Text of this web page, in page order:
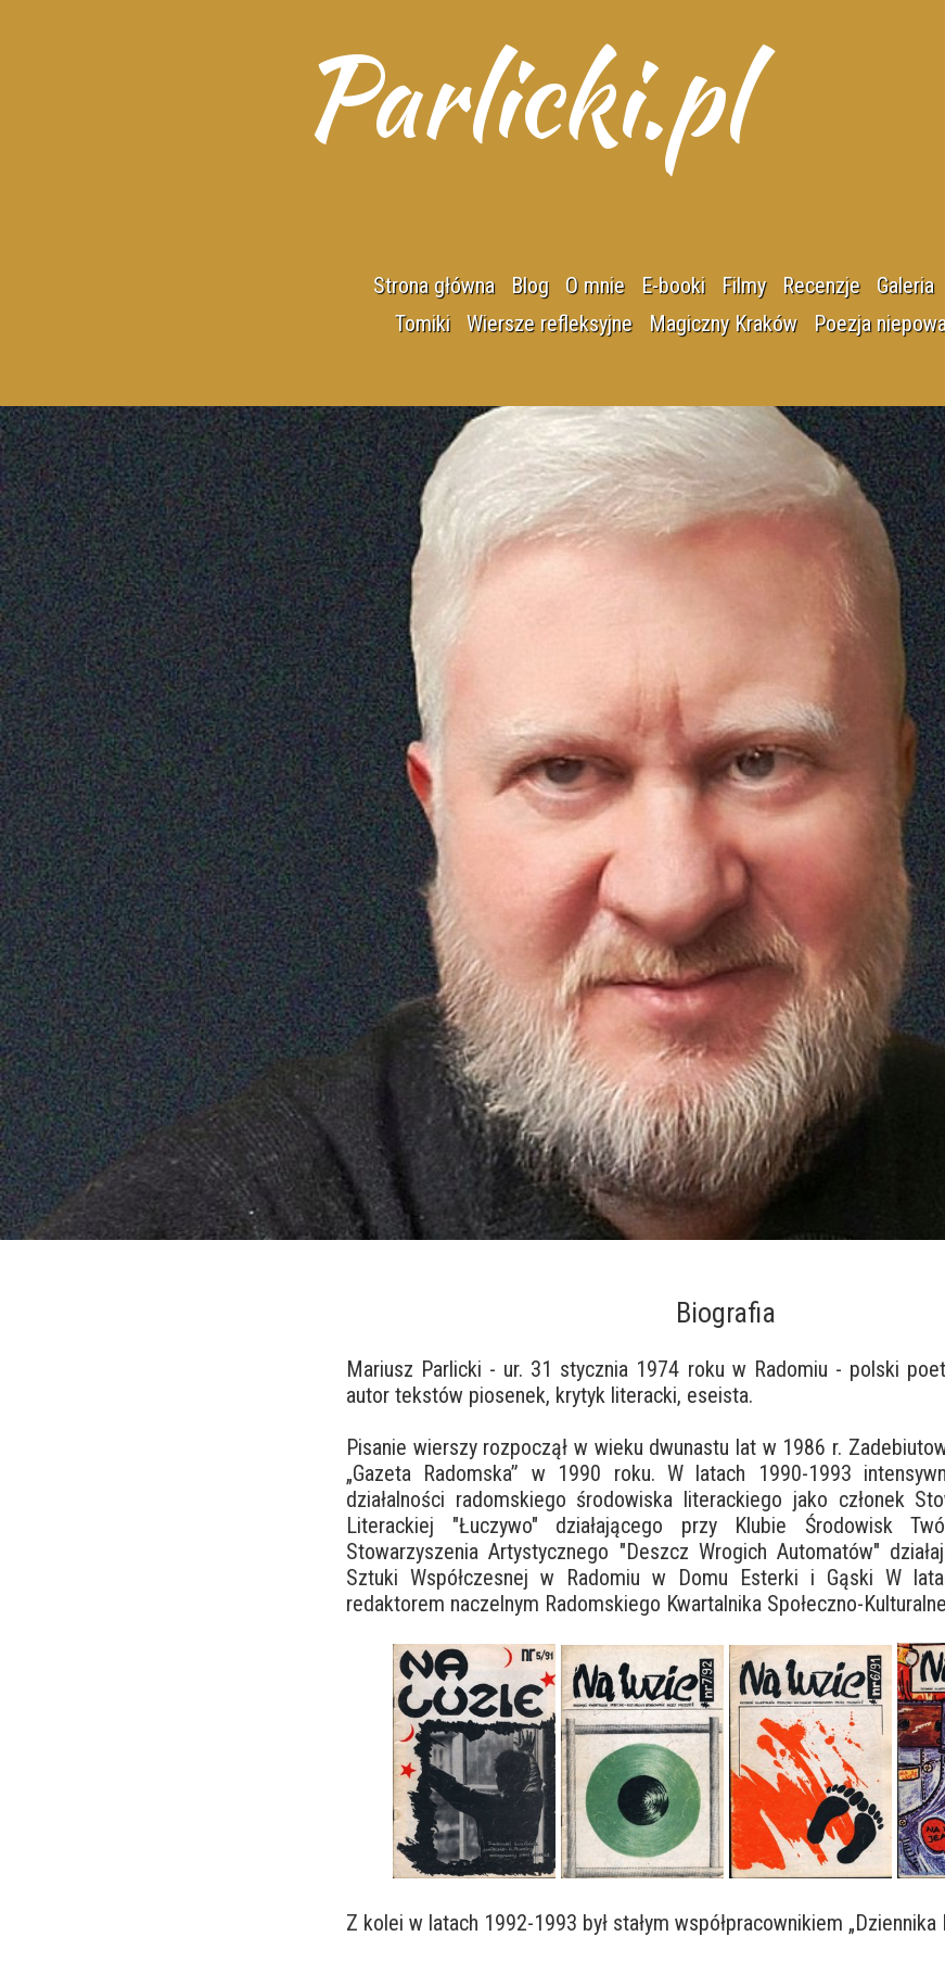
Strona główna Blog
O mnie
Jak to się zaczęło
Bibliografia naukowa
Wikipedia
E-booki Filmy
Recenzje
Emil Biela
Jacek Kajtoch
Grzegorz Kozera
Maciej
Stanisław Stanuch
Galeria
Z
Krzyż
Zulus
Tomiki
Kij w mrowisko
Podszepty chwili - haiku
Wiersze refleksyjne Magiczny Kraków
Poezja
Epitafia
Fraszki
Lepieje
Moskaliki
Odwódki
Onamudaje
Satyry i bajki
Parlicki.pl
Biografia
Mariusz Parlicki - ur. 31 stycznia 1974 roku w Radomiu - polski
autor tekstów piosenek, krytyk literacki, eseista.
Pisanie wierszy rozpoczął w wieku dwunastu lat w 1986 r.
„Gazeta Radomska” w 1990 roku. W latach 1990-1993
działalności radomskiego środowiska literackiego jako członek
Literackiej "Łuczywo" działającego przy Klubie Środowisk
Stowarzyszenia Artystycznego "Deszcz Wrogich Automatów"
Sztuki Współczesnej w Radomiu w Domu Esterki i Gąski W
redaktorem naczelnym Radomskiego Kwartalnika Społeczno-
Z kolei w latach 1992-1993 był stałym współpracownikiem „Dziennika